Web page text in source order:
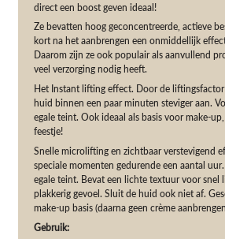
direct een boost geven ideaal!
Ze bevatten hoog geconcentreerde, actieve
kort na het aanbrengen een onmiddellijk
Daarom zijn ze ook populair als aanvullend
veel verzorging nodig heeft.
Het Instant lifting effect. Door de
huid binnen een paar minuten steviger aan.
egale teint. Ook ideaal als basis voor make-
feestje!
Snelle microlifting en zichtbaar verstevigend
speciale momenten gedurende een aantal
egale teint. Bevat een lichte textuur voor snel
plakkerig gevoel. Sluit de huid ook niet af.
make-up basis (daarna geen crème
Gebruik: